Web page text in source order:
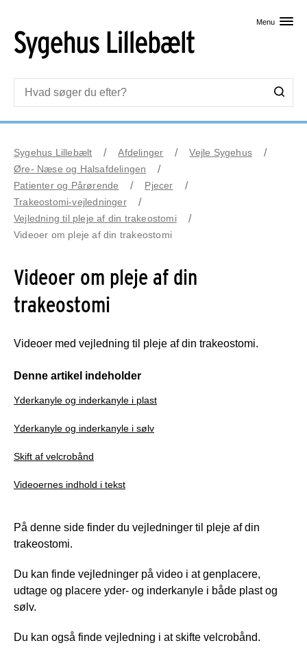
Menu
Sygehus Lillebælt Afdelinger
Vejle Sygehus
Øre- Næse og Halsafdelingen
Patienter og Pårørende
Pjecer
Trakeostomi-vejledninger
Vejledning til pleje af din trakeostomi
Videoer om pleje af din trakeostomi
Videoer om pleje af din
trakeostomi
Videoer med vejledning til pleje af din trakeostomi.
Denne artikel indeholder
Yderkanyle og inderkanyle i plast
Yderkanyle og inderkanyle i sølv
Skift af velcrobånd
Videoernes indhold i tekst
På denne side finder du vejledninger til pleje af din
trakeostomi.
Du kan finde vejledninger på video i at genplacere,
udtage og placere yder- og inderkanyle i både plast og
sølv.
Du kan også finde vejledning i at skifte velcrobånd.